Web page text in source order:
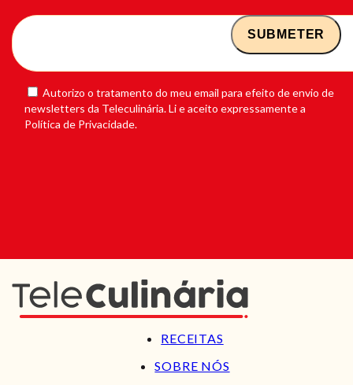
Autorizo o tratamento do meu email para efeito de envio de
newsletters da Teleculinária. Li e aceito expressamente a
Política de Privacidade.
RECEITAS
SOBRE NÓS